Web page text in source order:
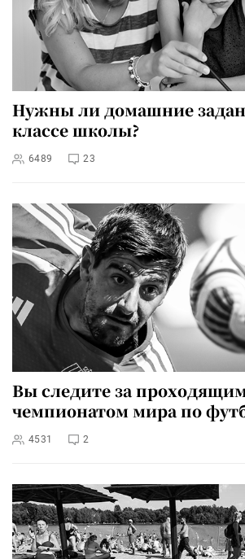
Нужны ли домашние
классе школы?
6489 23
Вы следите за
чемпионатом мира по
4531 2